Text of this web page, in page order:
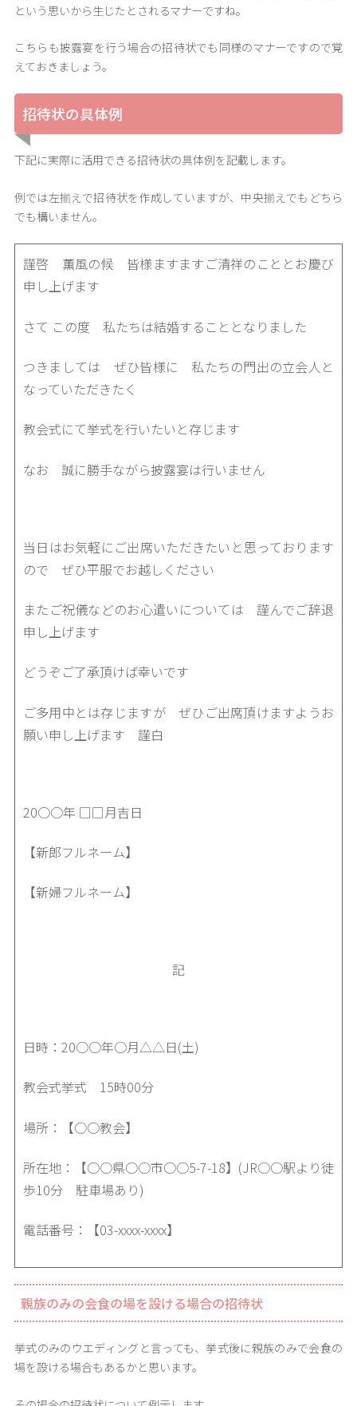
という思いから生じたとされるマナーですね。
こちらも披露宴を行う場合の招待状でも同様のマナーですので覚
えておきましょう。
招待状の具体例
下記に実際に活用できる招待状の具体例を記載します。
例では左揃えで招待状を作成していますが、中央揃えでもどちら
でも構いません。
謹啓 薫風の候 皆様ますますご清祥のこととお慶び
申し上げます
さて この度 私たちは結婚することとなりました
つきましては ぜひ皆様に 私たちの門出の立会人と
なっていただきたく
教会式にて挙式を行いたいと存じます
なお 誠に勝手ながら披露宴は行いません
当日はお気軽にご出席いただきたいと思っております
ので ぜひ平服でお越しください
またご祝儀などのお心遣いについては 謹んでご辞退
申し上げます
どうぞご了承頂けば幸いです
ご多用中とは存じますが ぜひご出席頂けますようお
願い申し上げます 謹白
20○○年 □□月吉日
【新郎フルネーム】
【新婦フルネーム】
記
日時：20○○年○月△△日(土)
教会式挙式 15時00分
場所：【○○教会】
所在地：【○○県○○市○○5-7-18】(JR○○駅より徒
歩10分 駐車場あり)
電話番号：【03-xxxx-xxxx】
親族のみの会食の場を設ける場合の招待状
挙式のみのウエディングと言っても、挙式後に親族のみで会食の
場を設ける場合もあるかと思います。